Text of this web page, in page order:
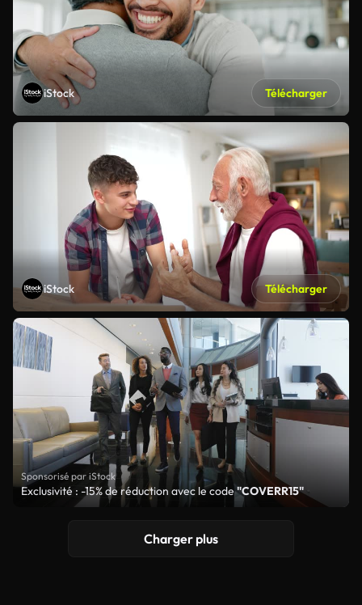
iStock Télécharger
iStock Télécharger
Sponsorisé par iStock
Exclusivité : -15% de réduction avec le code"COVERR15"
Charger plus